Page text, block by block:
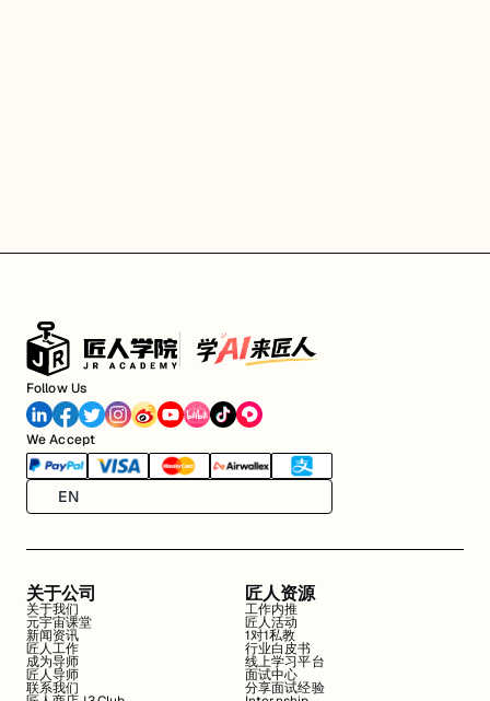
Follow Us
We Accept
EN
关于公司
关于我们
元宇宙课堂
新闻资讯
匠人工作
成为导师
匠人导师
联系我们
匠人资源
工作内推
匠人活动
1对1私教
行业白皮书
线上学习平台
面试中心
分享面试经验